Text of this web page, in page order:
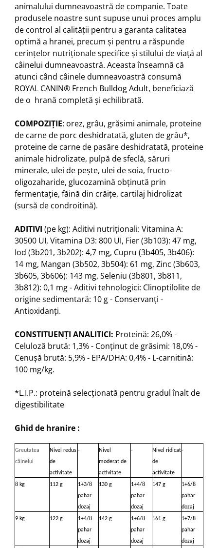
animalului dumneavoastră de companie. Toate
produsele noastre sunt supuse unui proces amplu
de control al calității pentru a garanta calitatea
optimă a hranei, precum și pentru a răspunde
cerințelor nutriționale specifice și stilului de viață al
câinelui dumneavoastră. Aceasta înseamnă că
atunci când câinele dumneavoastră consumă
ROYAL CANIN® French Bulldog Adult, beneficiază
de o hrană completă și echilibrată.
COMPOZIŢIE: orez, grâu, grăsimi animale, proteine
de carne de porc deshidratată, gluten de grâu*,
proteine de carne de pasăre deshidratată, proteine
animale hidrolizate, pulpă de sfeclă, săruri
minerale, ulei de peşte, ulei de soia, fructo-
oligozaharide, glucozamină obţinută prin
fermentaţie, făină din crăiţe, cartilaj hidrolizat
(sursă de condroitină).
ADITIVI (pe kg): Aditivi nutriţionali: Vitamina A:
30500 UI, Vitamina D3: 800 UI, Fier (3b103): 47 mg,
Iod (3b201, 3b202): 4,7 mg, Cupru (3b405, 3b406):
14 mg, Mangan (3b502, 3b504): 61 mg, Zinc (3b603,
3b605, 3b606): 143 mg, Seleniu (3b801, 3b811,
3b812): 0,1 mg - Aditivi tehnologici: Clinoptilolite de
origine sedimentară: 10 g - Conservanţi -
Antioxidanţi.
CONSTITUENŢI ANALITICI: Proteină: 26,0% -
Celuloză brută: 1,3% - Conţinut de grăsimi: 18,0% -
Cenuşă brută: 5,9% - EPA/DHA: 0,4% - L-carnitină:
100 mg/kg.
*L.I.P.: proteină selecţionată pentru gradul înalt de
digestibilitate
Ghid de hranire :
Greutatea
câinelui
Nivel redus
de
activitate
-
Nivel
moderat de
activitate
-
Nivel ridicat
de
activitate
-
8 kg 112 g
1+3/8
pahar
dozaj
130 g
1+4/8
pahar
dozaj
147 g
1+6/8
pahar
dozaj
9 kg
122 g
1+4/8
pahar
dozaj
142 g
1+6/8
pahar
dozaj
161 g
1+7/8
pahar
dozaj